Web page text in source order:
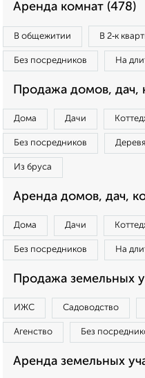
Аренда комнат (478)
В общежитии В 2‑к
Без посредников На
Продажа домов, дач,
Дома Дачи
Без посредников
Из бруса
Аренда домов, дач,
Дома Дачи
Без посредников На
Продажа земельных
ИЖС Садоводство
Агенство Без
Аренда земельных